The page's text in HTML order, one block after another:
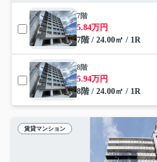
7階
5.84万円
7階 / 24.00㎡ / 1R
8階
5.94万円
8階 / 24.00㎡ / 1R
賃貸マンション